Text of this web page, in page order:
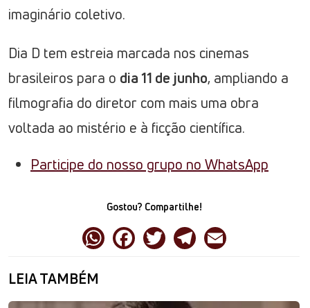
imaginário coletivo.
Dia D tem estreia marcada nos cinemas
brasileiros para o dia 11 de junho, ampliando a
filmografia do diretor com mais uma obra
voltada ao mistério e à ficção científica.
Participe do nosso grupo no WhatsApp
Gostou? Compartilhe!
LEIA TAMBÉM